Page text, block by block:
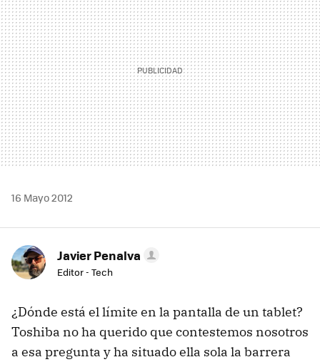
16 Mayo 2012
Javier Penalva
Editor - Tech
¿Dónde está el límite en la pantalla de un tablet?
Toshiba no ha querido que contestemos nosotros
a esa pregunta y ha situado ella sola la barrera